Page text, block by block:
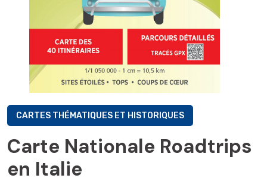
CARTES THÉMATIQUES ET HISTORIQUES
Carte Nationale Roadtrips
en Italie